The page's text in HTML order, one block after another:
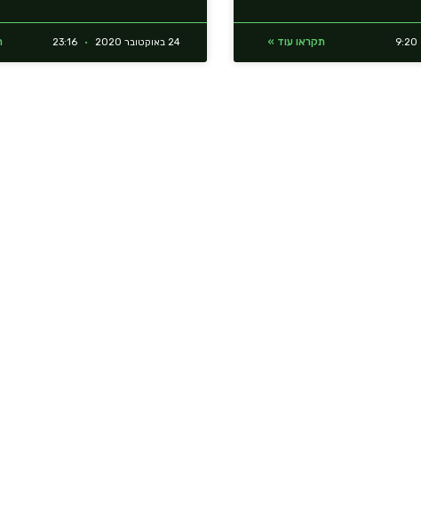
תקראו עוד » 24 באוקטובר 2020